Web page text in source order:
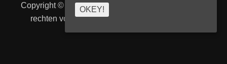
Copyright © 2026Transport Begeleiding Venlo
rechten voorbehouden. | TBVenlo door
OKEY!